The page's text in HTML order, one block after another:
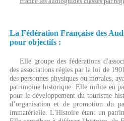
La Fédération Française des
pour objectifs :
Elle groupe des fédérations
des associations régies par la loi de
des personnes physiques ou morales,
patrimoine historique. Elle milite en
pour le développement du tourisme
d’organisation et de promotion du
immatérielle. L'Histoire étant un